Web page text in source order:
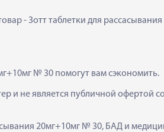
- Зотт таблетки для
№ 30 помогут вам сэкономить.
не является публичной офертой
20мг+10мг № 30, БАД и